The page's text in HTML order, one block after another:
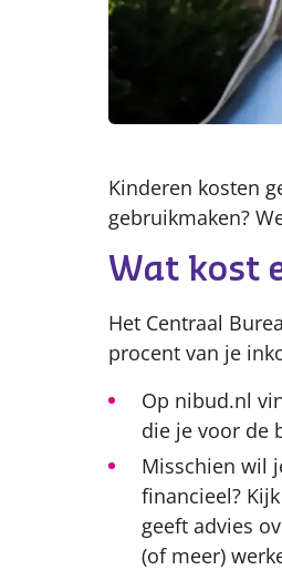
Kinderen kosten
gebruikmaken?
Wat kost
Het Centraal
procent van je
Op nibud.nl
die je voor de
Misschien wil
financieel?
geeft advies
(of meer)